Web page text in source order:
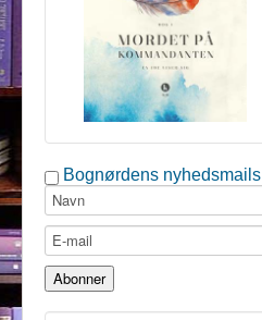
Bognørdens nyhedsmails